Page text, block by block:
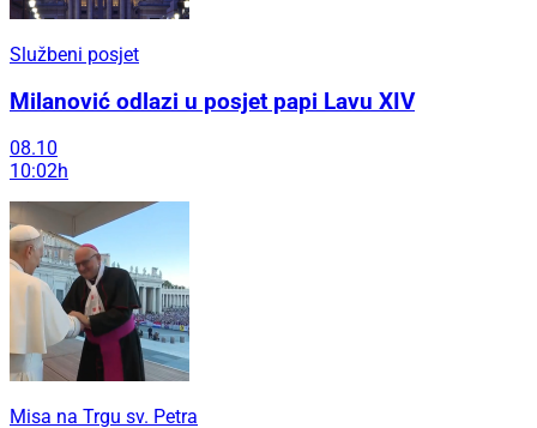
Službeni posjet
Milanović odlazi u posjet papi Lavu XIV
08.10
10:02h
Misa na Trgu sv. Petra